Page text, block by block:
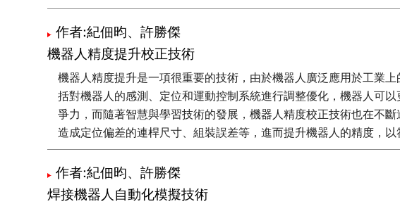
作者:紀佃昀、許勝傑
機器人精度提升校正技術
機器人精度提升是一項很重要的技術，由於機器人廣泛應用於工業
括對機器人的感測、定位和運動控制系統進行調整優化，機器人可
爭力，而隨著智慧與學習技術的發展，機器人精度校正技術也在不
造成定位偏差的連桿尺寸、組裝誤差等，進而提升機器人的精度，以
作者:紀佃昀、許勝傑
焊接機器人自動化模擬技術